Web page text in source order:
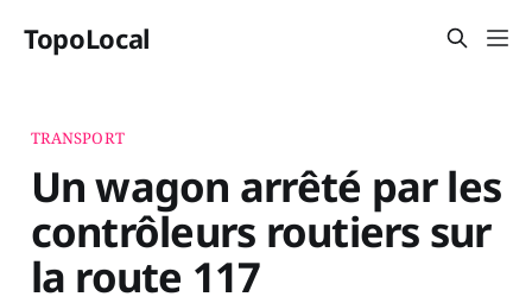
TopoLocal
TRANSPORT
Un wagon arrêté par les
contrôleurs routiers sur
la route 117